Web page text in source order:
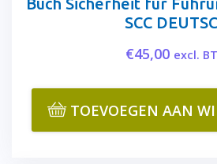
SCC
€45,00 excl.
TOEVOEGEN AAN